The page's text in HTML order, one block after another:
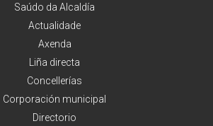
Saúdo da Alcaldía
Actualidade
Axenda
Liña directa
Concellerías
Corporación municipal
Directorio